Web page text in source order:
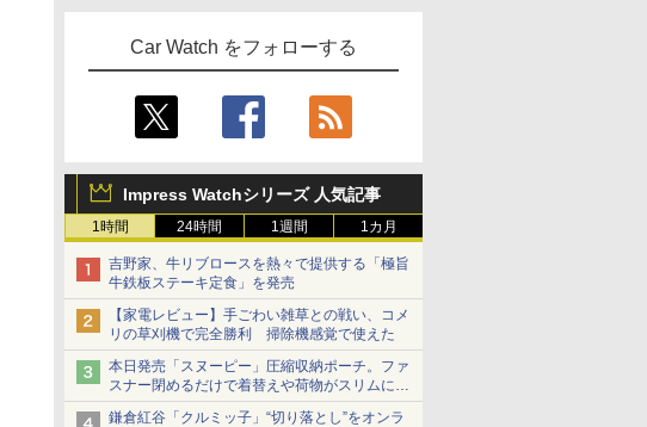
Car Watch をフォローする
Impress Watchシリーズ 人気記事
1時間 24時間 1週間 1カ月
吉野家、牛リブロースを熱々で提供する「極旨
牛鉄板ステーキ定食」を発売
【家電レビュー】手ごわい雑草との戦い、コメ
リの草刈機で完全勝利 掃除機感覚で使えた
本日発売「スヌーピー」圧縮収納ポーチ。ファ
スナー閉めるだけで着替えや荷物がスリムにま
とまる
鎌倉紅谷「クルミッ子」“切り落とし”をオンラ